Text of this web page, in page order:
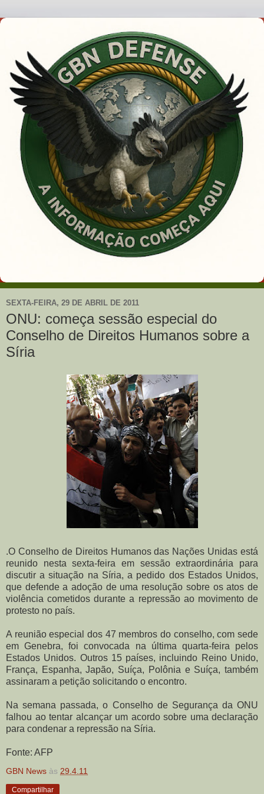
SEXTA-FEIRA, 29 DE ABRIL DE 2011
ONU: começa sessão especial do
Conselho de Direitos Humanos sobre a
Síria
.O Conselho de Direitos Humanos das Nações Unidas está
reunido nesta sexta-feira em sessão extraordinária para
discutir a situação na Síria, a pedido dos Estados Unidos,
que defende a adoção de uma resolução sobre os atos de
violência cometidos durante a repressão ao movimento de
protesto no país.
A reunião especial dos 47 membros do conselho, com sede
em Genebra, foi convocada na última quarta-feira pelos
Estados Unidos. Outros 15 países, incluindo Reino Unido,
França, Espanha, Japão, Suíça, Polônia e Suíça, também
assinaram a petição solicitando o encontro.
Na semana passada, o Conselho de Segurança da ONU
falhou ao tentar alcançar um acordo sobre uma declaração
para condenar a repressão na Síria.
Fonte: AFP
GBN News às 29.4.11
Compartilhar